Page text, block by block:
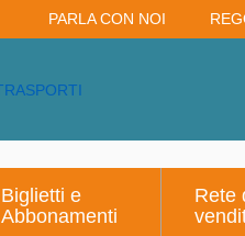
PARLA CON NOI
Biglietti e
Abbonamenti
Rete